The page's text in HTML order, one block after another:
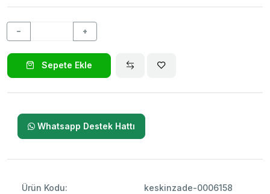
− +
Sepete Ekle
Whatsapp Destek Hattı
Ürün Kodu: keskinzade-0006158